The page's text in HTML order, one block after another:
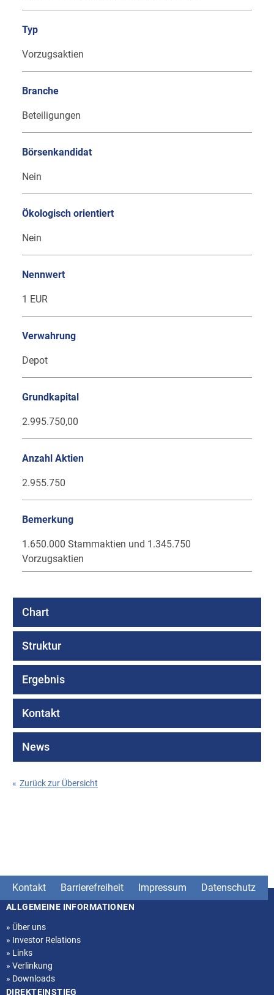
Typ
Vorzugsaktien
Branche
Beteiligungen
Börsenkandidat
Nein
Ökologisch orientiert
Nein
Nennwert
1 EUR
Verwahrung
Depot
Grundkapital
2.995.750,00
Anzahl Aktien
2.955.750
Bemerkung
1.650.000 Stammaktien und 1.345.750
Vorzugsaktien
Chart
Struktur
Ergebnis
Kontakt
News
« Zurück zur Übersicht
Kontakt Barrierefreiheit Impressum Datenschutz
Seitenstruktur
ALLGEMEINE INFORMATIONEN
» Über uns
» Investor Relations
» Links
» Verlinkung
» Downloads
DIREKTEINSTIEG